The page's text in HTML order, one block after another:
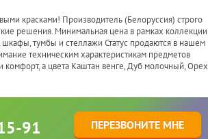
красками! Производитель (Белоруссия) строго
решения. Минимальная цена в рамках коллекции
шкафы, тумбы и стеллажи Статус продаются в нашем
техническим характеристикам предметов
а цвета Каштан венге, Дуб молочный, Орех
91 ПЕРЕЗВОНИТЕ МНЕ